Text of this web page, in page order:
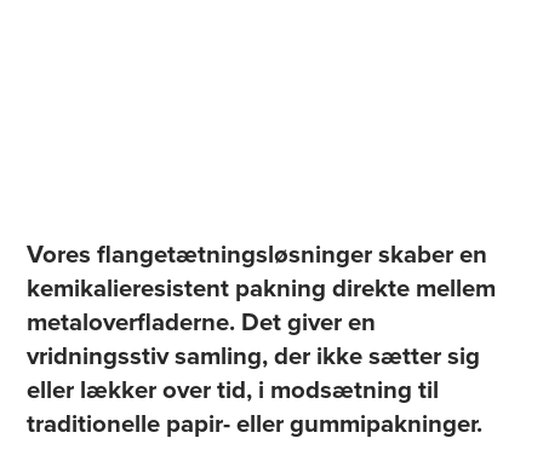
Vores flangetætningsløsninger skaber en
kemikalieresistent pakning direkte mellem
metaloverfladerne. Det giver en
vridningsstiv samling, der ikke sætter sig
eller lækker over tid, i modsætning til
traditionelle papir- eller gummipakninger.